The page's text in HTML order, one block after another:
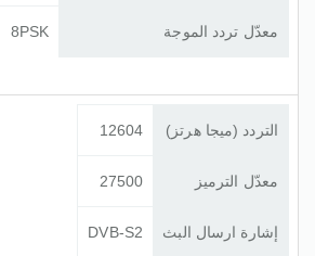
معدّل تردد الموجة 8PSK
التردد (ميجا هرتز) 12604
معدّل الترميز 27500
إشارة ارسال البث DVB-S2